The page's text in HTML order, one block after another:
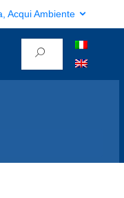
Acqui Ambiente